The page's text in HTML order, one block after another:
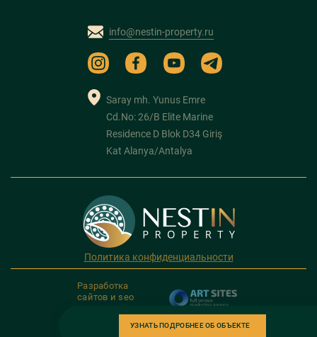
УЗНАТЬ ПОДРОБНЕЕ ОБ ОБЪЕКТЕ
info@nestin-property.ru
Saray mh. Yunus Emre
Cd.No: 26/B Elite Marine
Residence D Blok D34 Giriş
Kat Alanya/Antalya
Политика конфиденциальности
Разработка
сайтов и seo